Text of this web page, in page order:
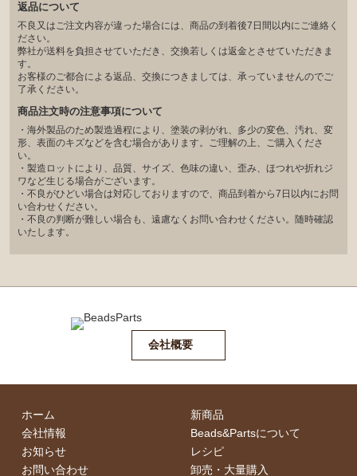
返品について
不良又はご注文内容が違った場合には、商品の到着後7日間以内にご連絡く
ださい。
弊社が送料を負担させていただき、交換若しくは返金とさせていただきま
す。
お客様のご都合による返品、交換につきましては、承っていませんのでご
了承ください。
商品注文時の注意事項について
・海外製品のため製造過程により、塗装の剥がれ、多少の変色、汚れ、変
形、表面のキズなどを含む場合があります。ご理解の上、ご購入くださ
い。
・製造ロットにより、品質、サイズ、色味の違い、歪み、ほつれや折れジ
ワなど生じる場合がございます。
・不良がひどい場合は対応しておりますので、商品到着から7日以内にお問
い合わせください。
・不良の判断が難しい場合も、遠慮なくお問い合わせください。随時確認
いたします。
会社概要
ホーム
会社情報
お知らせ
お問い合わせ
新商品
Beads&Partsについて
レシピ
卸売・⼤量購⼊